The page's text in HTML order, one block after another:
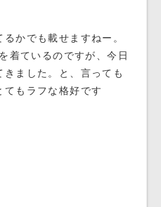
かでも載せますねー。
着ているのですが、今日
ました。と、言っても
もラフな格好です